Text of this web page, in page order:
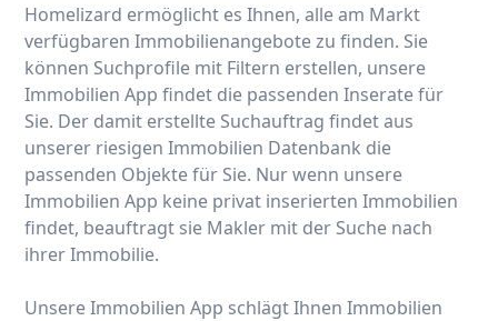
Homelizard ermöglicht es Ihnen, alle am Markt
verfügbaren Immobilienangebote zu finden. Sie
können Suchprofile mit Filtern erstellen, unsere
Immobilien App findet die passenden Inserate für
Sie. Der damit erstellte Suchauftrag findet aus
unserer riesigen Immobilien Datenbank die
passenden Objekte für Sie. Nur wenn unsere
Immobilien App keine privat inserierten Immobilien
findet, beauftragt sie Makler mit der Suche nach
ihrer Immobilie.
Unsere Immobilien App schlägt Ihnen Immobilien